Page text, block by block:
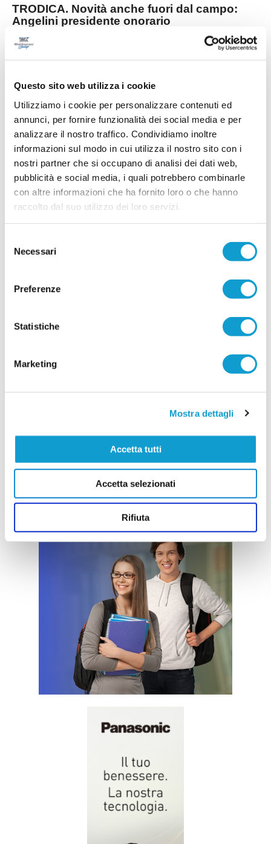
Questo sito web utilizza i cookie
Utilizziamo i cookie per personalizzare contenuti ed
annunci, per fornire funzionalità dei social media e per
analizzare il nostro traffico. Condividiamo inoltre
informazioni sul modo in cui utilizza il nostro sito con i
nostri partner che si occupano di analisi dei dati web,
pubblicità e social media, i quali potrebbero combinarle
con altre informazioni che ha fornito loro o che hanno
raccolto dal suo utilizzo dei loro servizi.
delNecessari
Preferenze
Statistiche
Marketing
Mostra dettagli
Accetta tutti
Accetta selezionati
Rifiuta
TRODICA. Novità anche fuori dal campo:
Angelini presidente onorario
Giornata ricca di annunci in casa Trodica, che
continua a consolidare il proprio progetto in vista
della stagione 2026/2027 intervenendo sia
23/07/2026
AURORA TREIA. Arriva un altro big: ufficiale
Luca Senigagliesi
L'Associazione Polisportiva Aurora Treia
comunica ufficialmente di aver acquisito le
prestazioni sportive di Luca Senigagliesi per la
stagione 2026/2027.... leggi
La Settempeda completa il pacchetto degli under
con l'arrivo del classe 2008 Luca Romagnoli.
...leggi